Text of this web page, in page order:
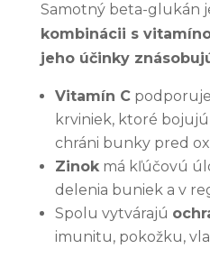
Samotný beta-glukán
kombinácii s
jeho účinky
Vitamín C
krviniek, ktoré
chráni bunky pred
Zinokmá kľúčovú
delenia buniek a v
Spolu vytvárajú
imunitu, pokožku,